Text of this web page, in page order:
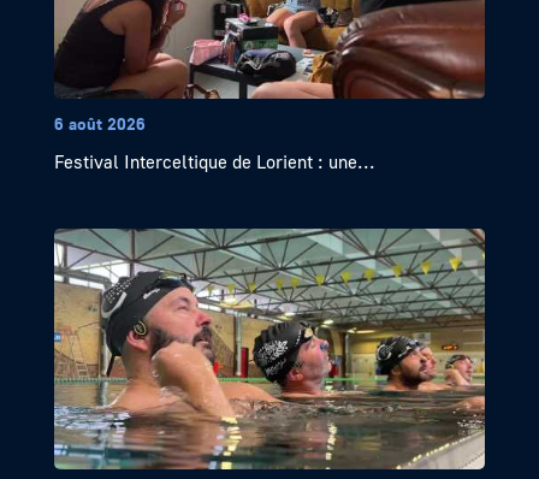
6 août 2026
Festival Interceltique de Lorient : une...